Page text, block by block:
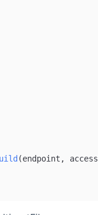
(endpoint,